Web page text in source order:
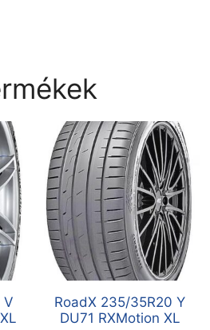
V
RoadX 235/35R20 Y
DU71 RXMotion XL